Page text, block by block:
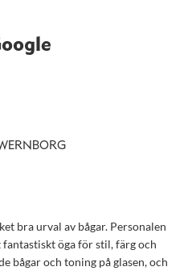
bra urval av bågar. Personalen
öga för stil, färg och
bågar och toning på glasen, och